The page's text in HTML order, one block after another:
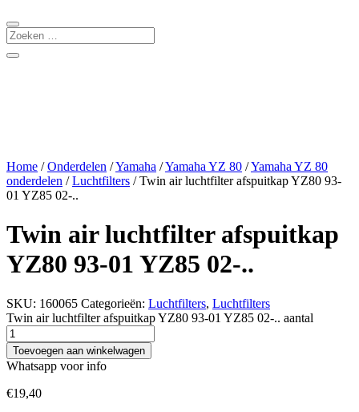
Home /Onderdelen /Yamaha /Yamaha YZ 80 /Yamaha YZ 80
onderdelen /Luchtfilters / Twin air luchtfilter afspuitkap YZ80 93-
01 YZ85 02-..
Twin air luchtfilter afspuitkap
YZ80 93-01 YZ85 02-..
SKU: 160065 Categorieën: Luchtfilters, Luchtfilters
Twin air luchtfilter afspuitkap YZ80 93-01 YZ85 02-.. aantal
Toevoegen aan winkelwagen
Whatsapp voor info
€19,40